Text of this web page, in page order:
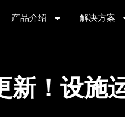
产品介绍 解决方案
新！设施